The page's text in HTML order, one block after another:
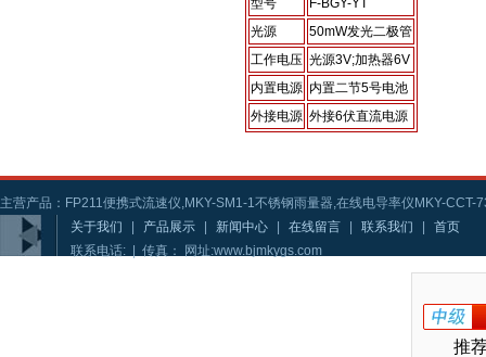
型号
F-BGY-YT
光源
50mW发光二极管
工作电压 光源3V;加热器6V
内置电源 内置二节5号电池
外接电源 外接6伏直流电源
主营产品：FP211便携式流速仪,MKY-SM1-1不锈钢雨量器,在线电导率仪MKY-CCT-
关于我们
产品展示 新闻中心 在线留言 联系我们
首页
联系电话: | 传真： 网址:www.bjmkygs.com
推